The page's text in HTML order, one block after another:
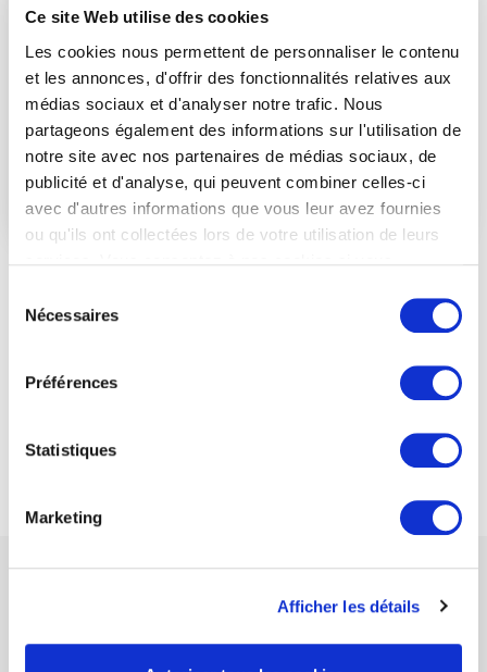
Ce site Web utilise des cookies
Les cookies nous permettent de personnaliser le contenu
et les annonces, d'offrir des fonctionnalités relatives aux
médias sociaux et d'analyser notre trafic. Nous
partageons également des informations sur l'utilisation de
notre site avec nos partenaires de médias sociaux, de
publicité et d'analyse, qui peuvent combiner celles-ci
avec d'autres informations que vous leur avez fournies
ou qu'ils ont collectées lors de votre utilisation de leurs
Nécessaires
Préférences
Statistiques
Marketing
Afficher les détails
en présentiel dans vos locaux, à distance ou
sur nos campus.
8000€ HTpar groupe (finançable via OPCO)
Participants min :6
Participants max :14
Je prends contact
Nous réalisons aussi des formations sur-mesure,
N'hésitez pas à prendre rendez vous avec notre
équipe commerciale.
Je prends contact
L'équipe pédagogique
Le formateur :Yann Gabay,15 ans d’expérience dans
la publicité en ligne et le marketing digital. Ex-